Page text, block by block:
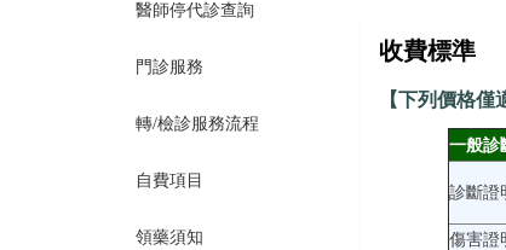
醫師停代診查詢
門診服務
轉/檢診服務流程
自費項目
領藥須知
收費標準
【下列價格僅
一般診
診斷證
傷害證